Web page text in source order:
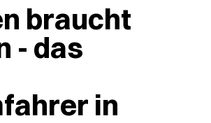
braucht
- das
in